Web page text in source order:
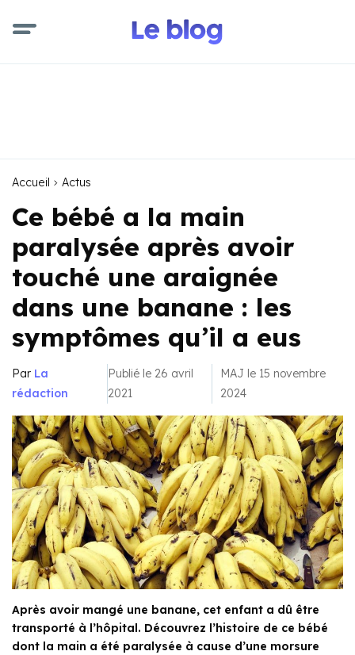
Accueil Actus
Ce bébé a la main
paralysée après avoir
touché une araignée
dans une banane : les
symptômes qu’il a eus
Par La
rédaction
Publié le 26 avril
2021
MAJ le 15 novembre
2024
Après avoir mangé une banane, cet enfant a dû être
transporté à l’hôpital. Découvrez l’histoire de ce bébé
dont la main a été paralysée à cause d’une morsure